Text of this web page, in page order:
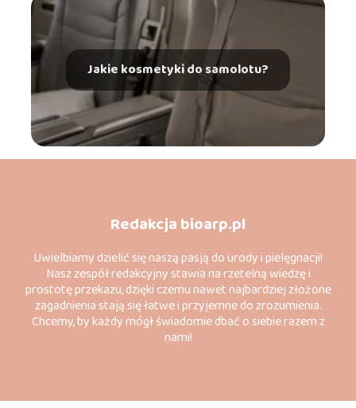
Jakie kosmetyki do samolotu?
Redakcja bioarp.pl
Uwielbiamy dzielić się naszą pasją do urody i pielęgnacji!
Nasz zespół redakcyjny stawia na rzetelną wiedzę i
prostotę przekazu, dzięki czemu nawet najbardziej złożone
zagadnienia stają się łatwe i przyjemne do zrozumienia.
Chcemy, by każdy mógł świadomie dbać o siebie razem z
nami!